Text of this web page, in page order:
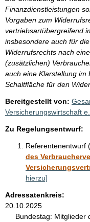
p
r
o
S
e
i
t
e
Finanzdienstleistungen
Vorgaben zum
vertriebsartübergreifend
insbesondere auch für
Widerrufsrechts nach
(zusätzlichen)
auch eine Klarstellung im
Schaltfläche für den
Bereitgestellt von:
Versicherungswirtschaft
Zu Regelungsentwurf:
Referentenentwurf
des
hierzu]
Adressatenkreis:
20.10.2025
Bundestag: Mitglieder